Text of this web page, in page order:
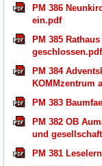
PM 386
ein.pdf
PM 385
geschlossen.pdf
PM 384
KOMMzentrum
PM 383
PM 382 OB
und
PM 381